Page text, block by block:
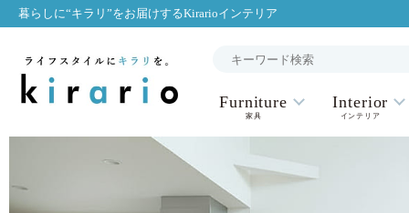
暮らしに“キラリ”をお届けするKirarioインテリア
Furniture
家具
Interior
インテリア